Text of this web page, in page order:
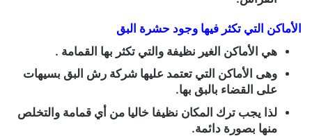
الأماكن التي تكثر فيها وجود حشرة البق
هي الأماكن الغير نظيفة والتي تكثر بها القمامة .
وهى الأماكن التي تعتمد عليها شركة رش البق بسيهات
على القضاء بالبق بها.
لذا يجب ترك المكان نظيفا خاليا من أي قمامة والتخلص
منها بصورة دائمة.